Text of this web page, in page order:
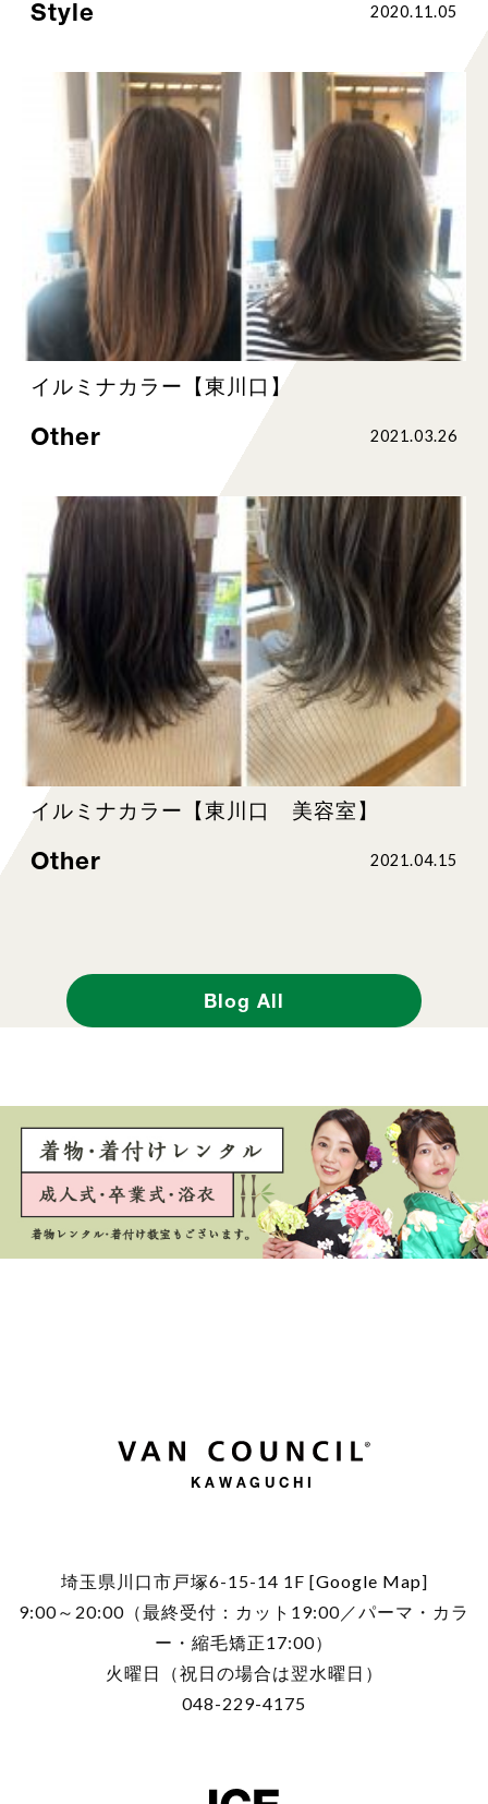
Style 2020.11.05
イルミナカラー【東川口】
Other 2021.03.26
イルミナカラー【東川口 美容室】
Other 2021.04.15
Blog All
KAWAGUCHI
埼玉県川口市戸塚6-15-14 1F [Google Map]
9:00～20:00（最終受付：カット19:00／パーマ・カラ
ー・縮毛矯正17:00）
火曜日（祝日の場合は翌水曜日）
048-229-4175